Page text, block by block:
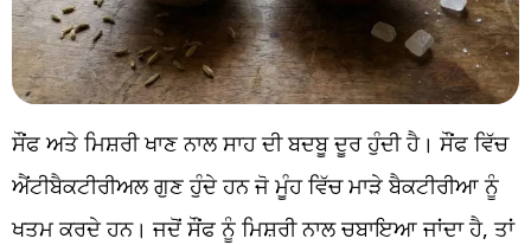
ਸੌਂਫ ਅਤੇ ਮਿਸ਼ਰੀ ਖਾਣ ਨਾਲ ਸਾਹ ਦੀ ਬਦਬੂ ਦੂਰ ਹੁੰਦੀ ਹੈ। ਸੌਂਫ ਵਿੱਚ
ਐਂਟੀਬੈਕਟੀਰੀਅਲ ਗੁਣ ਹੁੰਦੇ ਹਨ ਜੋ ਮੂੰਹ ਵਿੱਚ ਮਾੜੇ ਬੈਕਟੀਰੀਆ ਨੂੰ
ਖਤਮ ਕਰਦੇ ਹਨ। ਜਦੋਂ ਸੌਂਫ ਨੂੰ ਮਿਸ਼ਰੀ ਨਾਲ ਚਬਾਇਆ ਜਾਂਦਾ ਹੈ, ਤਾਂ